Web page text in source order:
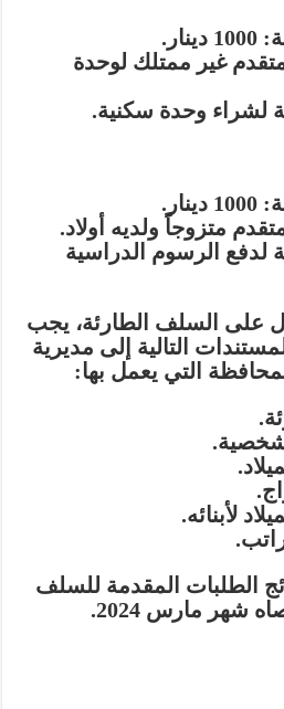
غير ممتلك لوحدة
لشراء وحدة سكنية.
متزوجاً ولديه أولاد.
لدفع الرسوم الدراسية
على السلف الطارئة، يجب
التالية إلى مديرية
التي يعمل بها:
لأبنائه.
الطلبات المقدمة للسلف
شهر مارس 2024.